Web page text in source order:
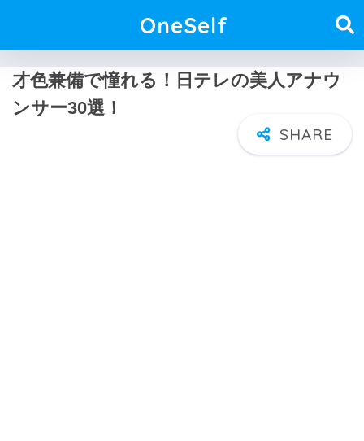
OneSelf
才色兼備で憧れる！日テレの美人アナウ
ンサー30選！